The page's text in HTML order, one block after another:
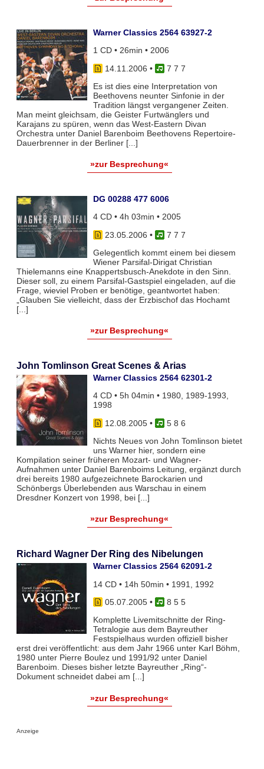
Warner Classics 2564 63927-2
1 CD • 26min • 2006
14.11.2006 •
7 7 7
Es ist dies eine Interpretation von
Beethovens neunter Sinfonie in der
Tradition längst vergangener Zeiten.
Man meint gleichsam, die Geister Furtwänglers und
Karajans zu spüren, wenn das West-Eastern Divan
Orchestra unter Daniel Barenboim Beethovens Repertoire-
Dauerbrenner in der Berliner [...]
»zur Besprechung«
DG 00288 477 6006
4 CD • 4h 03min • 2005
23.05.2006 •
7 7 7
Gelegentlich kommt einem bei diesem
Wiener Parsifal-Dirigat Christian
Thielemanns eine Knappertsbusch-Anekdote in den Sinn.
Dieser soll, zu einem Parsifal-Gastspiel eingeladen, auf die
Frage, wieviel Proben er benötige, geantwortet haben:
„Glauben Sie vielleicht, dass der Erzbischof das Hochamt
[...]
»zur Besprechung«
John Tomlinson Great Scenes & Arias
Warner Classics 2564 62301-2
4 CD • 5h 04min • 1980, 1989-1993,
1998
12.08.2005•
5 8 6
Nichts Neues von John Tomlinson bietet
uns Warner hier, sondern eine
Kompilation seiner früheren Mozart- und Wagner-
Aufnahmen unter Daniel Barenboims Leitung, ergänzt durch
drei bereits 1980 aufgezeichnete Barockarien und
Schönbergs Überlebenden aus Warschau in einem
Dresdner Konzert von 1998, bei [...]
»zur Besprechung«
Richard Wagner Der Ring des Nibelungen
Warner Classics 2564 62091-2
14 CD • 14h 50min • 1991, 1992
05.07.2005•
8 5 5
Komplette Livemitschnitte der Ring-
Tetralogie aus dem Bayreuther
Festspielhaus wurden offiziell bisher
erst drei veröffentlicht: aus dem Jahr 1966 unter Karl Böhm,
1980 unter Pierre Boulez und 1991/92 unter Daniel
Barenboim. Dieses bisher letzte Bayreuther „Ring“-
Dokument schneidet dabei am [...]
»zur Besprechung«
Anzeige